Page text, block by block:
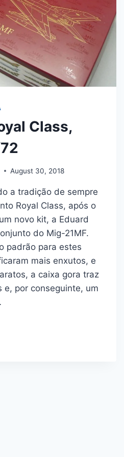
Class,
August 30, 2018
a tradição de sempre
Royal Class, após o
novo kit, a Eduard
do Mig-21MF.
padrão para estes
mais enxutos, e
a caixa gora traz
e, por conseguinte, um